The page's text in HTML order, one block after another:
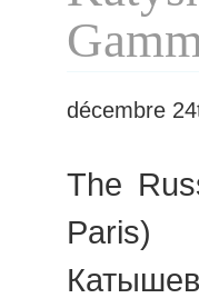
décembre
The
Paris)